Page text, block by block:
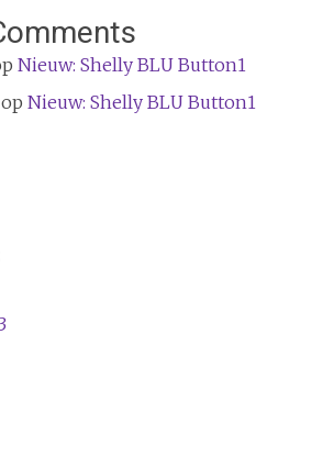
Nieuw: Shelly BLU Button1
Nieuw: Shelly BLU Button1